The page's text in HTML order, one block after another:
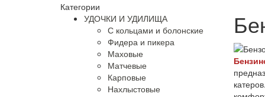
Категории
УДОЧКИ И УДИЛИЩА
С кольцами и болонские
Фидера и пикера
Маховые
Матчевые
Карповые
Нахлыстовые